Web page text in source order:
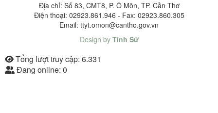
Địa chỉ: Số 83, CMT8, P. Ô Môn, TP. Cần Thơ
Điện thoại: 02923.861.946 - Fax: 02923.860.305
Email: ttyt.omon@cantho.gov.vn
Design by Tính Sử
Tổng lượt truy cập: 6.331
Đang online: 0